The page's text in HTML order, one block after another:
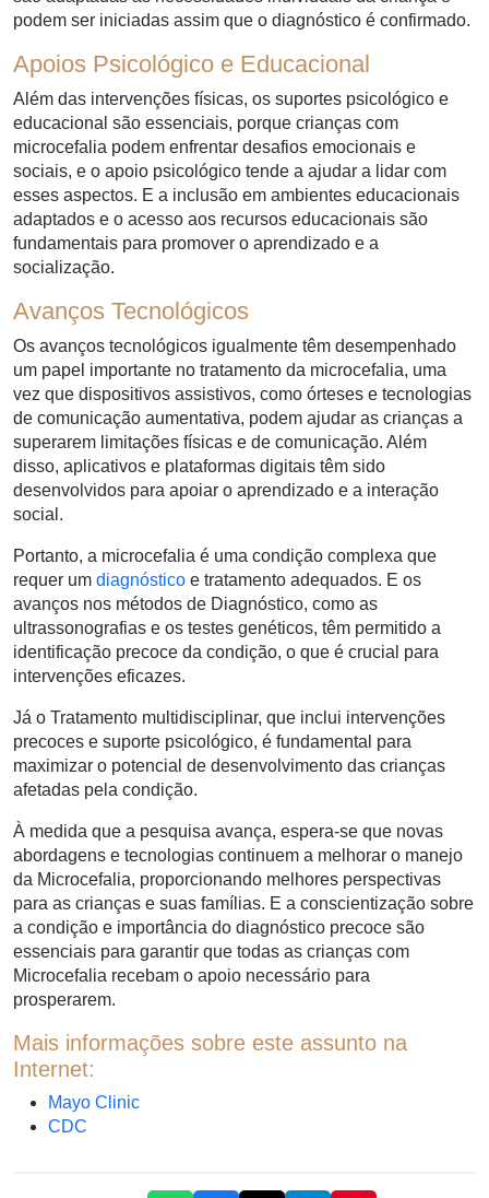
podem ser iniciadas assim que o diagnóstico é confirmado.
Apoios Psicológico e Educacional
Além das intervenções físicas, os suportes psicológico e
educacional são essenciais, porque crianças com
microcefalia podem enfrentar desafios emocionais e
sociais, e o apoio psicológico tende a ajudar a lidar com
esses aspectos. E a inclusão em ambientes educacionais
adaptados e o acesso aos recursos educacionais são
fundamentais para promover o aprendizado e a
socialização.
Avanços Tecnológicos
Os avanços tecnológicos igualmente têm desempenhado
um papel importante no tratamento da microcefalia, uma
vez que dispositivos assistivos, como órteses e tecnologias
de comunicação aumentativa, podem ajudar as crianças a
superarem limitações físicas e de comunicação. Além
disso, aplicativos e plataformas digitais têm sido
desenvolvidos para apoiar o aprendizado e a interação
social.
Portanto, a microcefalia é uma condição complexa que
requer um diagnóstico e tratamento adequados. E os
avanços nos métodos de Diagnóstico, como as
ultrassonografias e os testes genéticos, têm permitido a
identificação precoce da condição, o que é crucial para
intervenções eficazes.
Já o Tratamento multidisciplinar, que inclui intervenções
precoces e suporte psicológico, é fundamental para
maximizar o potencial de desenvolvimento das crianças
afetadas pela condição.
À medida que a pesquisa avança, espera-se que novas
abordagens e tecnologias continuem a melhorar o manejo
da Microcefalia, proporcionando melhores perspectivas
para as crianças e suas famílias. E a conscientização sobre
a condição e importância do diagnóstico precoce são
essenciais para garantir que todas as crianças com
Microcefalia recebam o apoio necessário para
prosperarem.
Mais informações sobre este assunto na
Internet:
Mayo Clinic
CDC